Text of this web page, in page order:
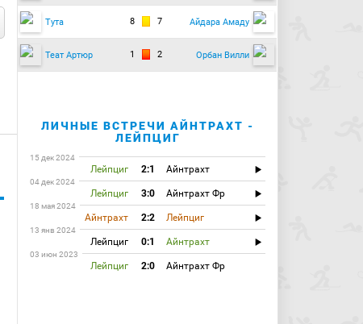
Тута 8 7 Айдара Амаду
Теат Артюр 1 2 Орбан Вилли
ЛИЧНЫЕ ВСТРЕЧИ АЙНТРАХТ -
ЛЕЙПЦИГ
15 дек 2024
Лейпциг 2:1 Айнтрахт
04 дек 2024
Лейпциг 3:0 Айнтрахт Фр
18 мая 2024
Айнтрахт 2:2 Лейпциг
13 янв 2024
Лейпциг 0:1 Айнтрахт
03 июн 2023
Лейпциг 2:0 Айнтрахт Фр